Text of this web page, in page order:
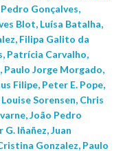
Gonçalves,
Blot, Luísa Batalha,
Filipa Galito da
Patrícia Carvalho,
Paulo Jorge Morgado,
Filipe, Peter E. Pope,
Sorensen, Chris
João Pedro
Iñañez, Juan
Gonzalez, Paulo